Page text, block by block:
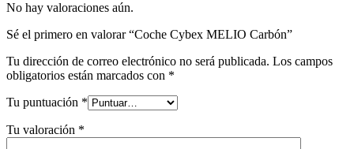
No hay valoraciones aún.
Sé el primero en valorar “Coche Cybex MELIO Carbón”
Tu dirección de correo electrónico no será publicada. Los campos
obligatorios están marcados con *
Tu puntuación *
Tu valoración *